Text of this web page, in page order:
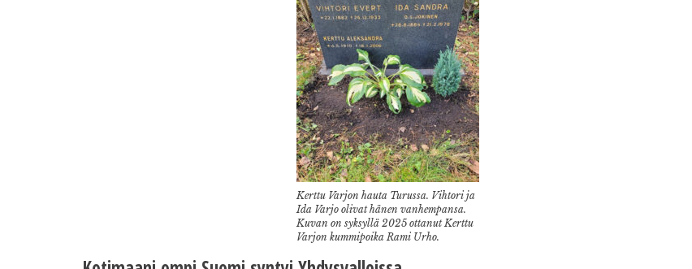
Kerttu Varjon hauta Turussa. Vihtori ja
Ida Varjo olivat hänen vanhempansa.
Kuvan on syksyllä 2025 ottanut Kerttu
Varjon kummipoika Rami Urho.